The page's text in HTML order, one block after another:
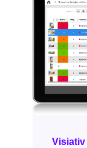
Visiativ